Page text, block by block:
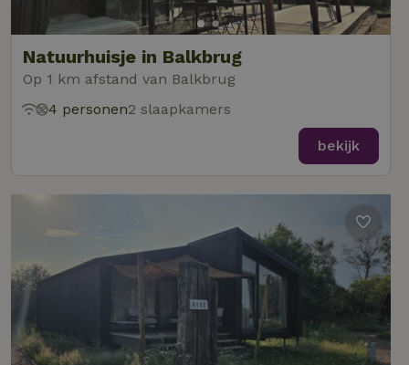
Natuurhuisje in Balkbrug
Op 1 km afstand van Balkbrug
4 personen2 slaapkamers
bekijk